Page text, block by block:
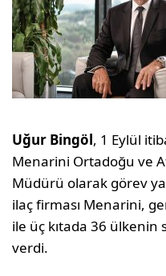
Uğur Bingöl, 1 Eylül
Menarini Ortadoğu ve
Müdürü olarak görev
ilaç firması Menarini,
ile üç kıtada 36
verdi.